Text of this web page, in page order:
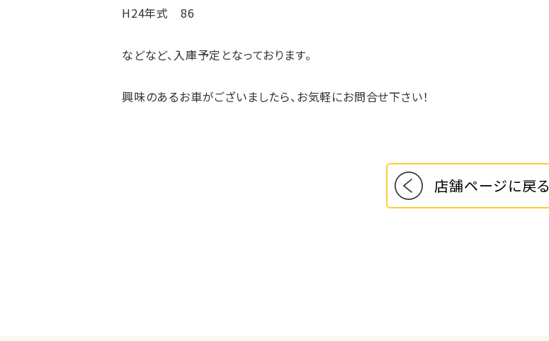
H24年式 86
などなど、入庫予定となっております。
興味のあるお車がございましたら、お気軽にお問合せ下さい！
店舗ページに戻る